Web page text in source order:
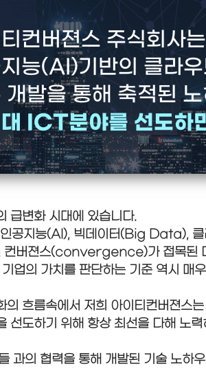
컨버젼스 주식회사는
능(AI)기반의 클라
개발을 통해 축적된
ICT분야를 선도하
급변화 시대에 있습니다.
공지능(AI), 빅데이터(Big Data),
버젼스(convergence)가 접목된 다
업의 가치를 판단하는 기준 역시 매
의 흐름속에서 저희 아이티컨버젼스
선도하기 위해 항상 최선을 다해 노
과의 협력을 통해 개발된 기술 노하